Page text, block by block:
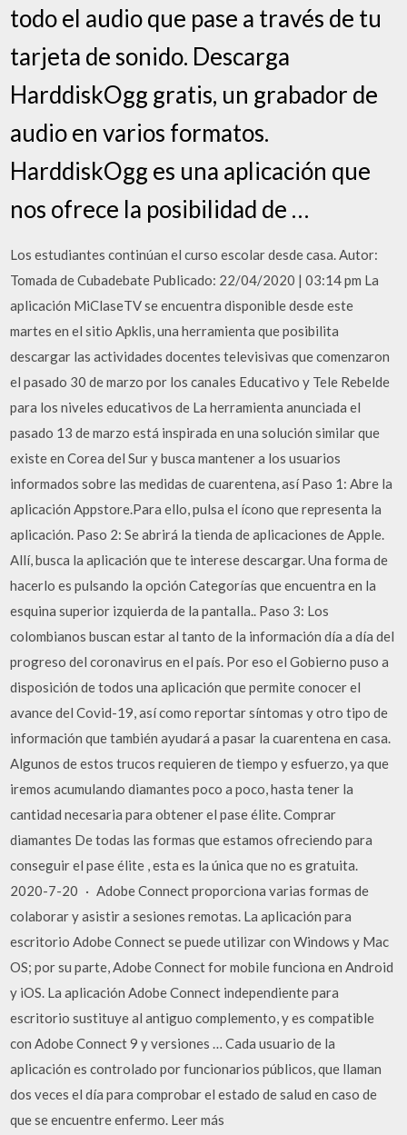
todo el audio que pase a través de tu
tarjeta de sonido. Descarga
HarddiskOgg gratis, un grabador de
audio en varios formatos.
HarddiskOgg es una aplicación que
nos ofrece la posibilidad de …
Los estudiantes continúan el curso escolar desde casa. Autor:
Tomada de Cubadebate Publicado: 22/04/2020 | 03:14 pm La
aplicación MiClaseTV se encuentra disponible desde este
martes en el sitio Apklis, una herramienta que posibilita
descargar las actividades docentes televisivas que comenzaron
el pasado 30 de marzo por los canales Educativo y Tele Rebelde
para los niveles educativos de La herramienta anunciada el
pasado 13 de marzo está inspirada en una solución similar que
existe en Corea del Sur y busca mantener a los usuarios
informados sobre las medidas de cuarentena, así Paso 1: Abre la
aplicación Appstore.Para ello, pulsa el ícono que representa la
aplicación. Paso 2: Se abrirá la tienda de aplicaciones de Apple.
Allí, busca la aplicación que te interese descargar. Una forma de
hacerlo es pulsando la opción Categorías que encuentra en la
esquina superior izquierda de la pantalla.. Paso 3: Los
colombianos buscan estar al tanto de la información día a día del
progreso del coronavirus en el país. Por eso el Gobierno puso a
disposición de todos una aplicación que permite conocer el
avance del Covid-19, así como reportar síntomas y otro tipo de
información que también ayudará a pasar la cuarentena en casa.
Algunos de estos trucos requieren de tiempo y esfuerzo, ya que
iremos acumulando diamantes poco a poco, hasta tener la
cantidad necesaria para obtener el pase élite. Comprar
diamantes De todas las formas que estamos ofreciendo para
conseguir el pase élite , esta es la única que no es gratuita.
2020-7-20 · Adobe Connect proporciona varias formas de
colaborar y asistir a sesiones remotas. La aplicación para
escritorio Adobe Connect se puede utilizar con Windows y Mac
OS; por su parte, Adobe Connect for mobile funciona en Android
y iOS. La aplicación Adobe Connect independiente para
escritorio sustituye al antiguo complemento, y es compatible
con Adobe Connect 9 y versiones … Cada usuario de la
aplicación es controlado por funcionarios públicos, que llaman
dos veces el día para comprobar el estado de salud en caso de
que se encuentre enfermo. Leer más